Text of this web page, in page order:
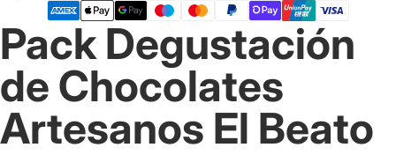
Pack Degustación
de Chocolates
Artesanos El Beato